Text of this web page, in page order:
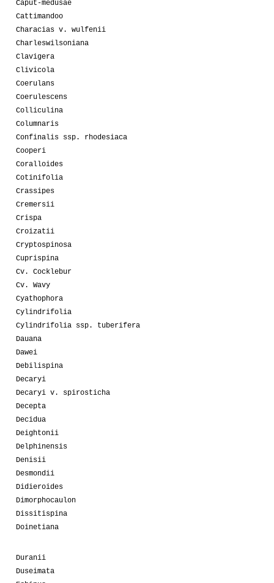
Caput-medusae
Cattimandoo
Characias v. wulfenii
Charleswilsoniana
Clavigera
Clivicola
Coerulans
Coerulescens
Colliculina
Columnaris
Confinalis ssp. rhodesiaca
Cooperi
Coralloides
Cotinifolia
Crassipes
Cremersii
Crispa
Croizatii
Cryptospinosa
Cuprispina
Cv. Cocklebur
Cv. Wavy
Cyathophora
Cylindrifolia
Cylindrifolia ssp. tuberifera
Dauana
Dawei
Debilispina
Decaryi
Decaryi v. spirosticha
Decepta
Decidua
Deightonii
Delphinensis
Denisii
Desmondii
Didieroides
Dimorphocaulon
Dissitispina
Doinetiana
Duranii
Duseimata